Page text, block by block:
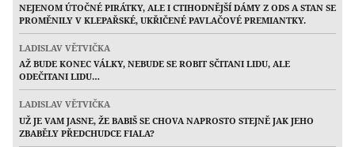
NEJENOM ÚTOČNÉ PIRÁTKY, ALE I CTIHODNĚJŠÍ DÁMY Z ODS A STAN SE
PROMĚNILY V KLEPAŘSKÉ, UKŘIČENÉ PAVLAČOVÉ PREMIANTKY.
LADISLAV VĚTVIČKA
AŽ BUDE KONEC VÁLKY, NEBUDE SE ROBIT SČITANI LIDU, ALE
ODEČITANI LIDU…
LADISLAV VĚTVIČKA
UŽ JE VAM JASNE, ŽE BABIŠ SE CHOVA NAPROSTO STEJNĚ JAK JEHO
ZBABĚLY PŘEDCHUDCE FIALA?